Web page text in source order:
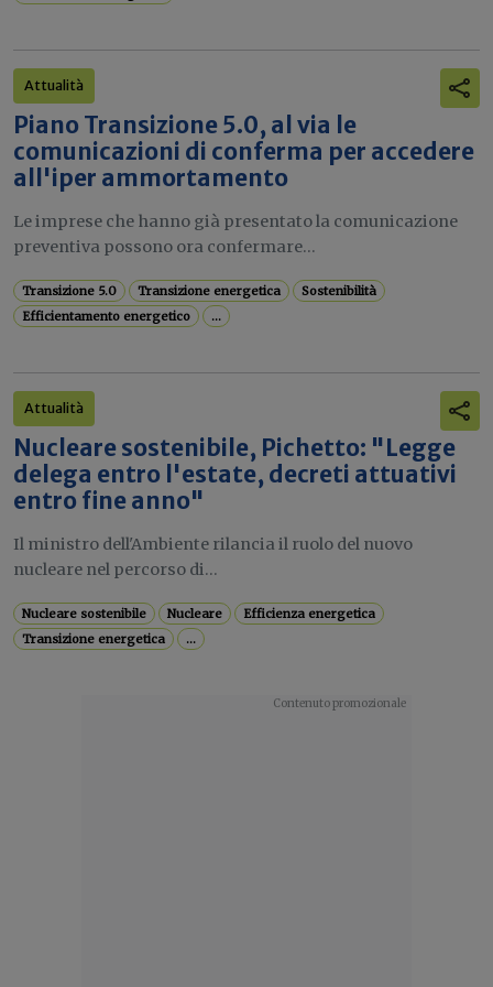
Attualità
Piano Transizione 5.0, al via le
comunicazioni di conferma per accedere
all'iper ammortamento
Le imprese che hanno già presentato la comunicazione
preventiva possono ora confermare...
Transizione 5.0 Transizione energetica
Sostenibilità
Efficientamento energetico
...
Attualità
Nucleare sostenibile, Pichetto: "Legge
delega entro l'estate, decreti attuativi
entro fine anno"
Il ministro dell'Ambiente rilancia il ruolo del nuovo
nucleare nel percorso di...
Nucleare sostenibile Nucleare
Efficienza energetica
Transizione energetica
...